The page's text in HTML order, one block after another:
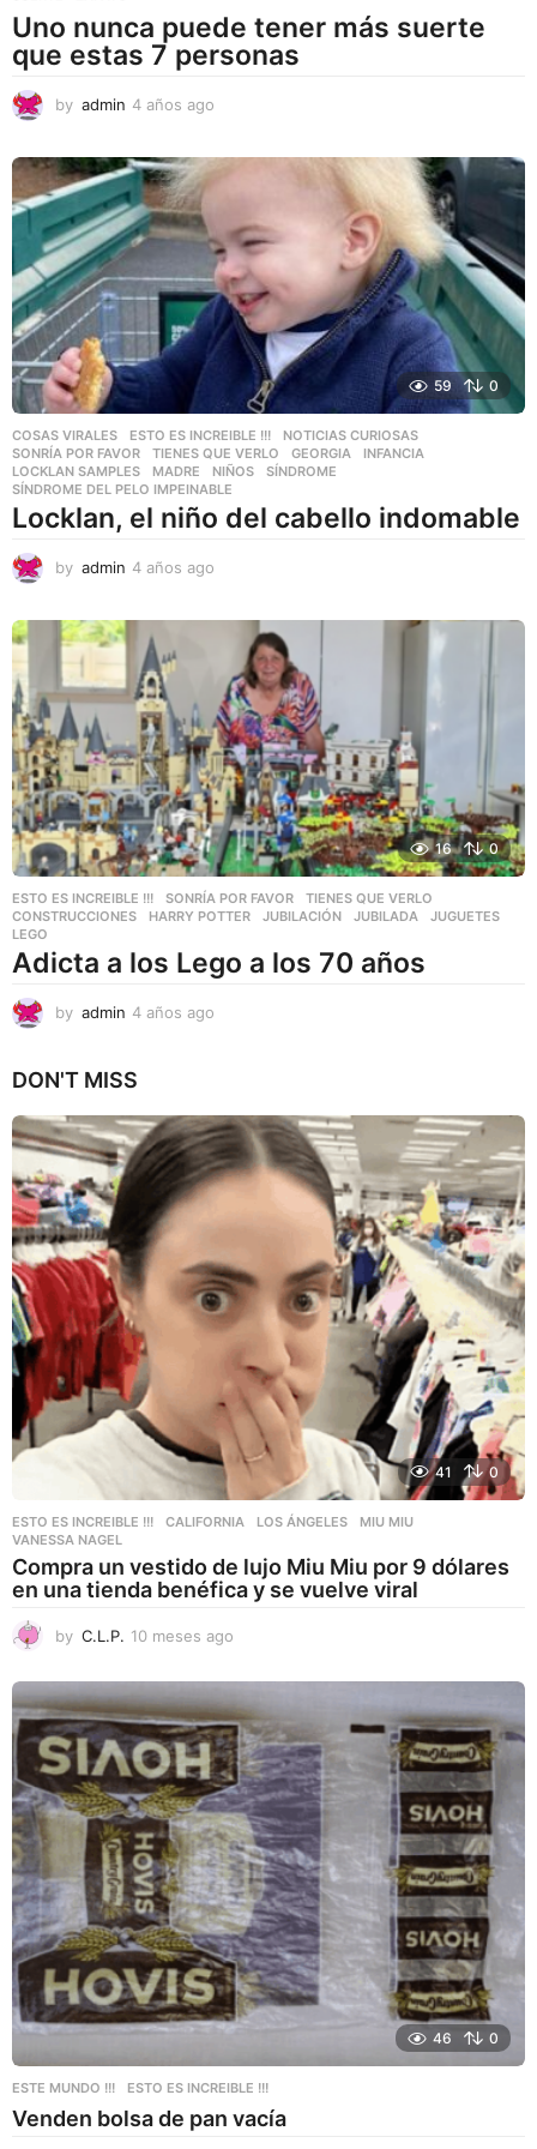
Uno nunca puede tener más suerte
que estas 7 personas
by admin 4 años ago
o
g
o
59 0
COSAS VIRALES ,ESTO ES INCREIBLE !!! ,NOTICIAS CURIOSAS
SONRÍA POR FAVOR
,TIENES QUE VERLO GEORGIA ,INFANCIA
LOCKLAN SAMPLES
,MADRE ,NIÑOS ,SÍNDROME
SÍNDROME DEL PELO IMPEINABLE
Locklan, el niño del cabello indomable
by admin 4 años ago
g
o
16 0
ESTO ES INCREIBLE !!! ,SONRÍA POR FAVOR ,TIENES QUE VERLO
CONSTRUCCIONES
,HARRY POTTER ,JUBILACIÓN ,JUBILADA ,JUGUETES
LEGO
Adicta a los Lego a los 70 años
by admin 4 años ago
a
g
o
DON'T MISS
41 0
ESTO ES INCREIBLE !!! CALIFORNIA ,LOS ÁNGELES ,MIU MIU
VANESSA NAGEL
Compra un vestido de lujo Miu Miu por 9 dólares
en una tienda benéfica y se vuelve viral
by C.L.P. 10 meses ago
m
e
s
e
s
a
g
o
46 0
ESTE MUNDO !!! ,ESTO ES INCREIBLE !!!
Venden bolsa de pan vacía